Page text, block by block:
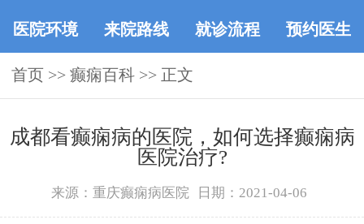
医院环境 来院路线 就诊流程 预约医生
首页 >> 癫痫百科 >> 正文
成都看癫痫病的医院，如何选择癫痫病
医院治疗?
来源：重庆癫痫病医院 日期：2021-04-06